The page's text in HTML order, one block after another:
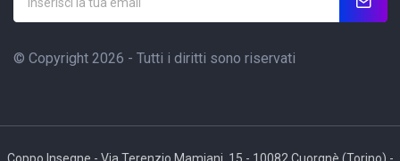
© Copyright 2026 - Tutti i diritti sono riservati